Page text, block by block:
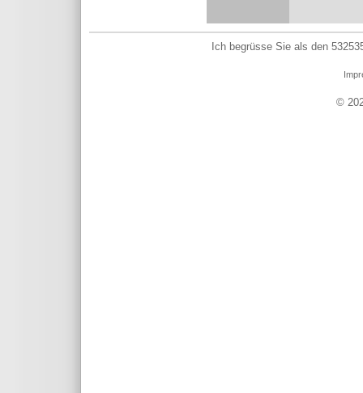
Ich begrüsse Sie als den
©